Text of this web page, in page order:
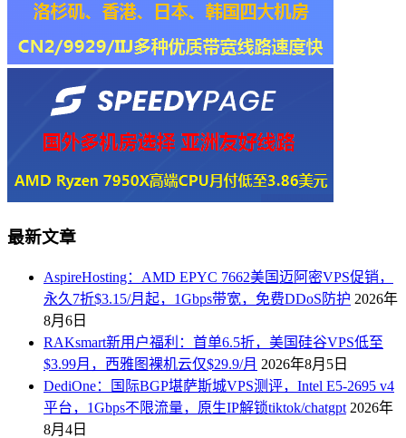
最新文章
AspireHosting：AMD EPYC 7662美国迈阿密VPS促销，
永久7折$3.15/月起，1Gbps带宽，免费DDoS防护 2026年
8月6日
RAKsmart新用户福利：首单6.5折，美国硅谷VPS低至
$3.99月，西雅图裸机云仅$29.9/月 2026年8月5日
DediOne：国际BGP堪萨斯城VPS测评，Intel E5-2695 v4
平台，1Gbps不限流量，原生IP解锁tiktok/chatgpt 2026年
8月4日